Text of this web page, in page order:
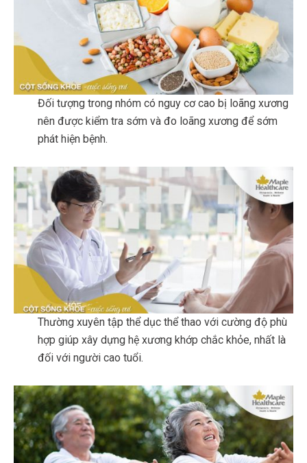
Đối tượng trong nhóm có nguy cơ cao bị loãng xương
nên được kiểm tra sớm và đo loãng xương để sớm
phát hiện bệnh.
Thường xuyên tập thể dục thể thao với cường độ phù
hợp giúp xây dựng hệ xương khớp chắc khỏe, nhất là
đối với người cao tuổi.